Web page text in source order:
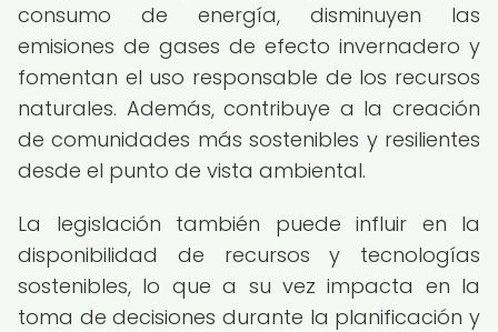
consumo de energía, disminuyen las
emisiones de gases de efecto invernadero y
fomentan el uso responsable de los recursos
naturales. Además, contribuye a la creación
de comunidades más sostenibles y resilientes
desde el punto de vista ambiental.
La legislación también puede influir en la
disponibilidad de recursos y tecnologías
sostenibles, lo que a su vez impacta en la
toma de decisiones durante la planificación y